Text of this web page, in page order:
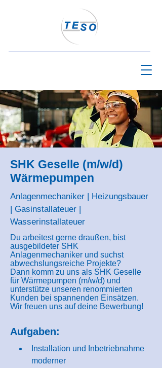
SHK Geselle (m/w/d)
Wärmepumpen
Anlagenmechaniker | Heizungsbauer
| Gasinstallateuer |
Wasserinstallateuer
Du arbeitest gerne draußen, bist
ausgebildeter SHK
Anlagenmechaniker und suchst
abwechslungsreiche Projekte?
Dann komm zu uns als SHK Geselle
für Wärmepumpen (m/w/d) und
unterstütze unseren renommierten
Kunden bei spannenden Einsätzen.
Wir freuen uns auf deine Bewerbung!
Aufgaben:
Installation und Inbetriebnahme
moderner